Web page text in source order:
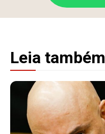
Leia também